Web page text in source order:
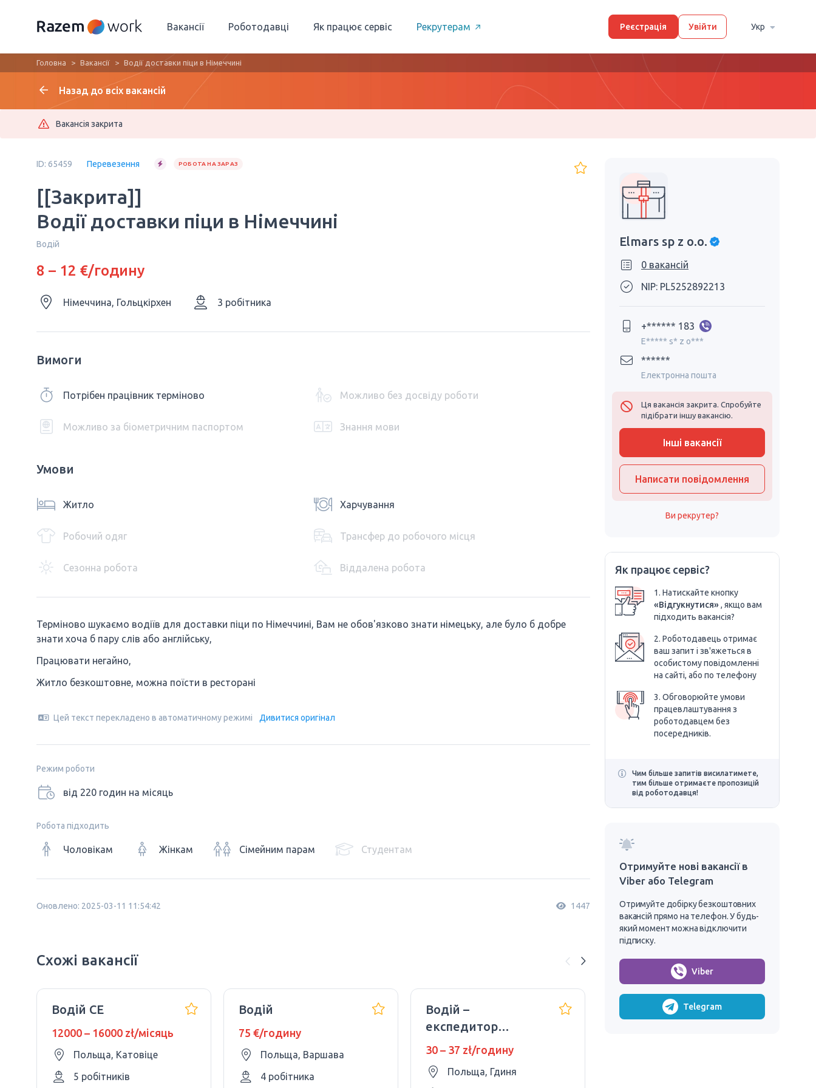
Вакансії Роботодавці Як працює сервіс Рекрутерам Реєстрація Увійти Укр
Головна Вакансії Водії доставки піци в Німеччині
Назад до всіх вакансій
Вакансія закрита
ID: 65459 Перевезення РОБОТА НА ЗАРАЗ
[[Закрита]]
Водії доставки піци в Німеччині
Водій
8 – 12 €/годину
Німеччина, Гольцкірхен 3 робітника
Вимоги
Потрібен працівник терміново Можливо без досвіду роботи
Можливо за біометричним паспортом Знання мови
Умови
Житло Харчування
Робочий одяг Трансфер до робочого місця
Сезонна робота Віддалена робота
Терміново шукаємо водіїв для доставки піци по Німеччині, Вам не обов'язково знати німецьку, але було б добре
знати хоча б пару слів або англійську,
Працювати негайно,
Житло безкоштовне, можна поїсти в ресторані
Цей текст перекладено в автоматичному режимі Дивитися оригінал
Режим роботи
від 220 годин на місяць
Робота підходить
Чоловікам Жінкам Сімейним парам Студентам
Оновлено: 2025-03-11 11:54:42 1447
Схожі вакансії
Водій CE
12000 – 16000 zł/місяць
Польща, Катовіце
5 робітників
Водій
75 €/годину
Польща, Варшава
4 робітника
Водій –
експедитор
(категорія В)
30 – 37 zł/годину
Польща, Гдиня
Водiї С+Є, 9500-
Elmars sp z o.o.
0 вакансій
NIP: PL5252892213
+****** 183
E***** s* z o***
******
Електронна пошта
Ця вакансія закрита. Спробуйте
підібрати іншу вакансію.
Інші вакансії
Написати повідомлення
Ви рекрутер?
Як працює сервіс?
1. Натискайте кнопку
«Відгукнутися», якщо вам
підходить вакансія?
2. Роботодавець отримає
ваш запит і зв'яжеться в
особистому повідомленні
на сайті, або по телефону
3. Обговорюйте умови
працевлаштування з
роботодавцем без
посередників.
Чим більше запитів висилатимете,
тим більше отримаєте пропозицій
від роботодавця!
Отримуйте нові вакансії в
Viber або Telegram
Отримуйте добірку безкоштовних
вакансій прямо на телефон. У будь-
який момент можна відключити
підписку.
Viber
Telegram